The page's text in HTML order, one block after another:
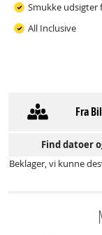
Smukke udsigter
All Inclusive
Fra
Find datoer
Beklager, vi kunne